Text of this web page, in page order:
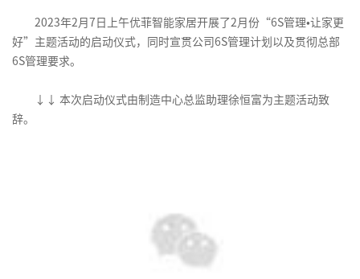
2023年2月7日上午优菲智能家居开展了2月份“6S管理•让家更
好”主题活动的启动仪式，同时宣贯公司6S管理计划以及贯彻总部
6S管理要求。
↓ ↓ 本次启动仪式由制造中心总监助理徐恒富为主题活动致
辞。